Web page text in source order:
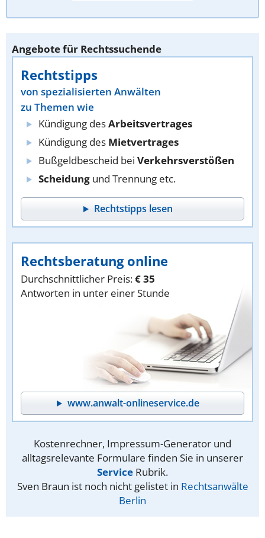
Angebote für Rechtssuchende
Rechtstipps
von spezialisierten Anwälten
zu Themen wie
Kündigung desArbeitsvertrages
Kündigung des Mietvertrages
Bußgeldbescheid bei Verkehrsverstößen
Scheidung und Trennung etc.
Rechtstipps lesen
Rechtsberatung online
Durchschnittlicher Preis:€ 35
Antworten in unter einer Stunde
www.anwalt-onlineservice.de
Kostenrechner, Impressum-Generator und
alltagsrelevante Formulare finden Sie in unserer
Service Rubrik.
Sven Braun ist noch nicht gelistet in Rechtsanwälte
Berlin